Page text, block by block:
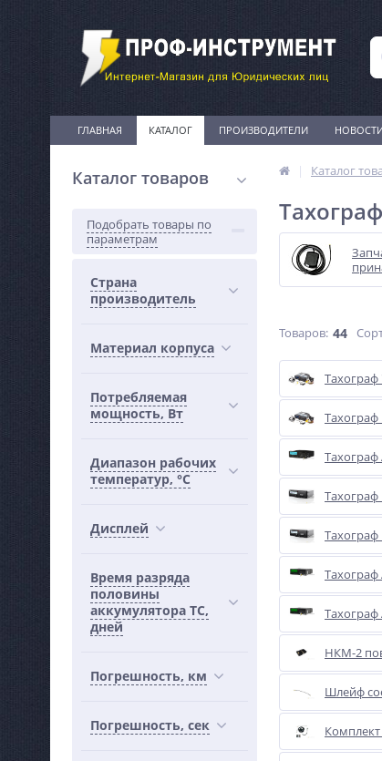
ГЛАВНАЯ КАТАЛОГ ПРОИЗВОДИТЕЛИ
Каталог товаров
Подобрать товары по
параметрам
Страна
производитель
Материал корпуса
Потребляемая
мощность, Вт
Диапазон рабочих
температур, °С
Дисплей
Время разряда
половины
аккумулятора ТС,
дней
Погрешность, км
Погрешность, сек
Каталог
Товаров: 44
Тахограф
Тахограф
Тахограф
Тахограф
Тахограф
НКМ-2
Шлейф